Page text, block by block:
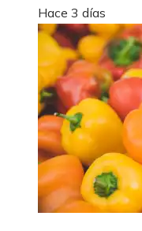
Hace 3 días